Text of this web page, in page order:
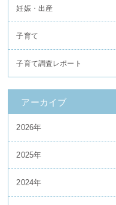
妊娠・出産
子育て
子育て調査レポート
アーカイブ
2026年
2025年
2024年